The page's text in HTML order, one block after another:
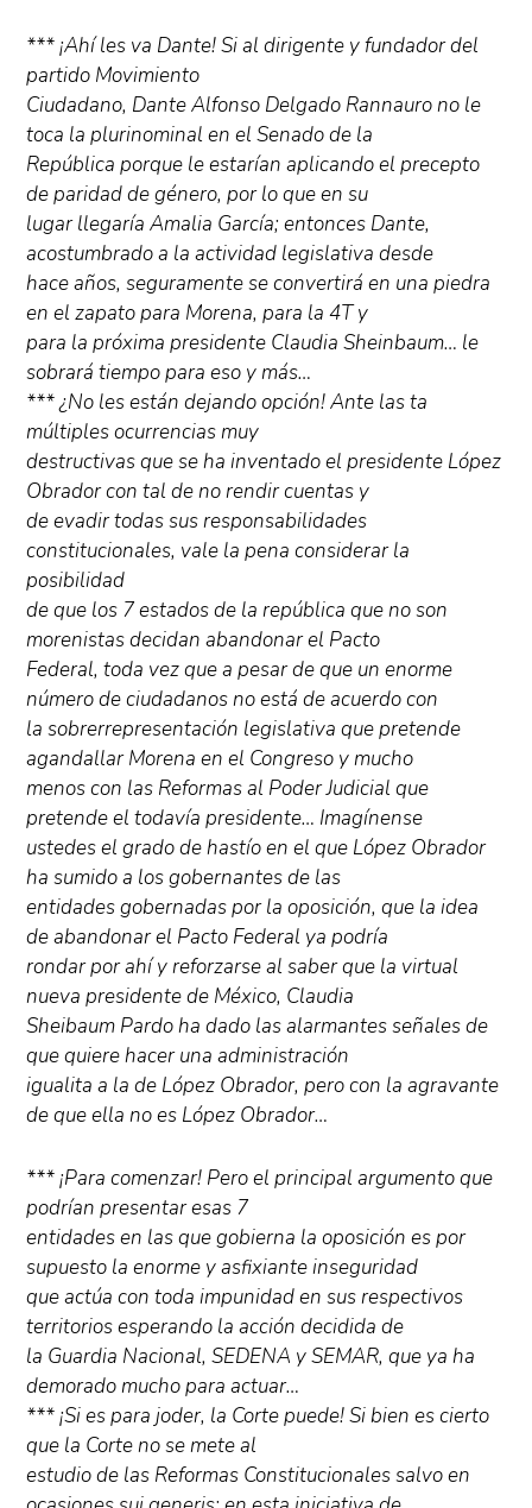
*** ¡Ahí les va Dante! Si al dirigente y fundador del
partido Movimiento
Ciudadano, Dante Alfonso Delgado Rannauro no le
toca la plurinominal en el Senado de la
República porque le estarían aplicando el precepto
de paridad de género, por lo que en su
lugar llegaría Amalia García; entonces Dante,
acostumbrado a la actividad legislativa desde
hace años, seguramente se convertirá en una piedra
en el zapato para Morena, para la 4T y
para la próxima presidente Claudia Sheinbaum… le
sobrará tiempo para eso y más…
*** ¿No les están dejando opción! Ante las ta
múltiples ocurrencias muy
destructivas que se ha inventado el presidente López
Obrador con tal de no rendir cuentas y
de evadir todas sus responsabilidades
constitucionales, vale la pena considerar la
posibilidad
de que los 7 estados de la república que no son
morenistas decidan abandonar el Pacto
Federal, toda vez que a pesar de que un enorme
número de ciudadanos no está de acuerdo con
la sobrerrepresentación legislativa que pretende
agandallar Morena en el Congreso y mucho
menos con las Reformas al Poder Judicial que
pretende el todavía presidente… Imagínense
ustedes el grado de hastío en el que López Obrador
ha sumido a los gobernantes de las
entidades gobernadas por la oposición, que la idea
de abandonar el Pacto Federal ya podría
rondar por ahí y reforzarse al saber que la virtual
nueva presidente de México, Claudia
Sheibaum Pardo ha dado las alarmantes señales de
que quiere hacer una administración
igualita a la de López Obrador, pero con la agravante
de que ella no es López Obrador…
*** ¡Para comenzar! Pero el principal argumento que
podrían presentar esas 7
entidades en las que gobierna la oposición es por
supuesto la enorme y asfixiante inseguridad
que actúa con toda impunidad en sus respectivos
territorios esperando la acción decidida de
la Guardia Nacional, SEDENA y SEMAR, que ya ha
demorado mucho para actuar…
*** ¡Si es para joder, la Corte puede! Si bien es cierto
que la Corte no se mete al
estudio de las Reformas Constitucionales salvo en